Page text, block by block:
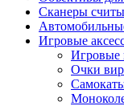
Сканеры
Игровые
Игровые
Очки